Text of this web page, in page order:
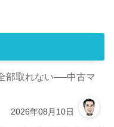
部取れない──中古マ
2026年08月10日